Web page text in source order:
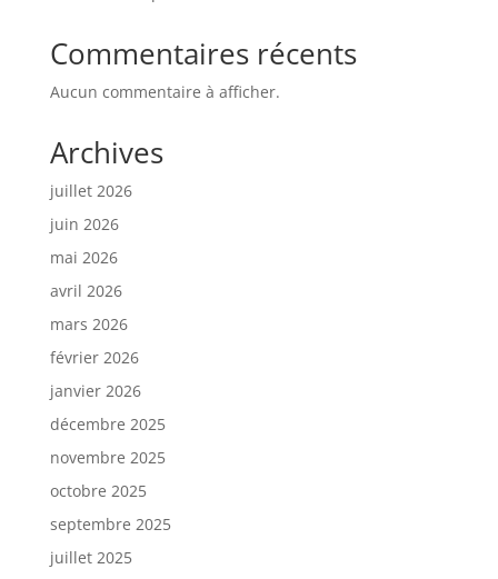
Commentaires récents
Aucun commentaire à afficher.
Archives
juillet 2026
juin 2026
mai 2026
avril 2026
mars 2026
février 2026
janvier 2026
décembre 2025
novembre 2025
octobre 2025
septembre 2025
juillet 2025